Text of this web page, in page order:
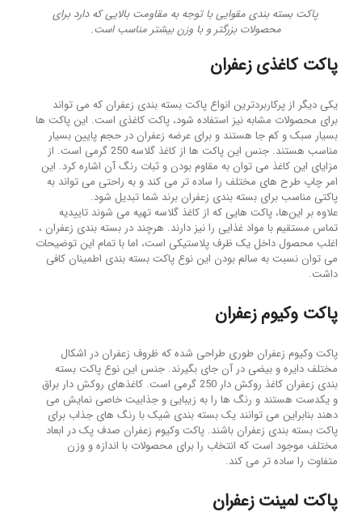
پاکت بسته بندی مقوایی با توجه به مقاومت بالایی که دارد برای
محصولات بزرگتر و با وزن بیشتر مناسب است.
پاکت کاغذی زعفران
یکی دیگر از پرکاربردترین انواع پاکت بسته بندی زعفران که می تواند
برای محصولات مشابه نیز استفاده شود، پاکت کاغذی است. این پاکت ها
بسیار سبک و کم جا هستند و برای عرضه زعفران در حجم پایین بسیار
مناسب هستند. جنس این پاکت ها از کاغذ گلاسه 250 گرمی است. از
مزایای این کاغذ می توان به مقاوم بودن و ثبات رنگ آن اشاره کرد. این
امر چاپ طرح های مختلف را ساده تر می کند و به راحتی می تواند به
پاکتی مناسب برای بسته بندی زعفران برند شما تبدیل شود.
علاوه بر این‌ها، پاکت هایی که از کاغذ گلاسه تهیه می شوند تاییدیه
تماس مستقیم با مواد غذایی را نیز دارند. هرچند در بسته بندی زعفران ،
اغلب محصول داخل یک ظرف پلاستیکی است، اما با تمام این توضیحات
می توان نسبت به سالم بودن این نوع پاکت بسته بندی اطمینان کافی
داشت.
پاکت وکیوم زعفران
پاکت وکیوم زعفران طوری طراحی شده که ظروف زعفران در اشکال
مختلف دایره و بیضی در آن جای بگیرند. جنس این نوع پاکت بسته
بندی زعفران کاغذ روکش دار 250 گرمی است. کاغذهای روکش دار براق
و یکدست هستند و رنگ ها را به زیبایی و جذابیت خاصی نمایش می
دهند بنابراین می توانند یک بسته بندی شیک با رنگ های جذاب برای
پاکت بسته بندی زعفران باشند. پاکت وکیوم زعفران صدف پک در ابعاد
مختلف موجود است که انتخاب را برای محصولات با اندازه و وزن
متفاوت را ساده تر می کند.
پاکت لمینت زعفران